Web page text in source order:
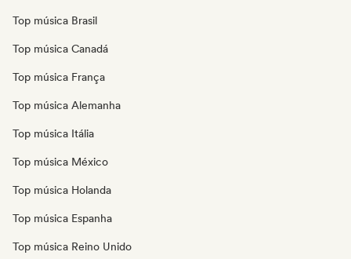
Top música Brasil
Top música Canadá
Top música França
Top música Alemanha
Top música Itália
Top música México
Top música Holanda
Top música Espanha
Top música Reino Unido